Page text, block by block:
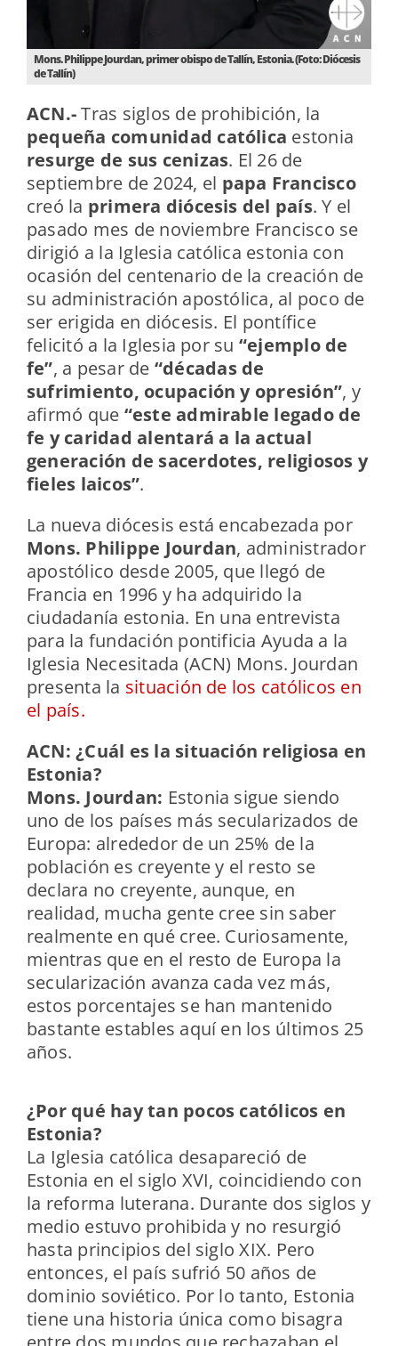
Mons. Philippe Jourdan, primer obispo de Tallín, Estonia. (Foto: Diócesis
de Tallín)
ACN.-Tras siglos de prohibición, la
pequeña comunidad católica estonia
resurge de sus cenizas. El 26 de
septiembre de 2024, el papa Francisco
creó la primera diócesis del país. Y el
pasado mes de noviembre Francisco se
dirigió a la Iglesia católica estonia con
ocasión del centenario de la creación de
su administración apostólica, al poco de
ser erigida en diócesis. El pontífice
felicitó a la Iglesia por su “ejemplo de
fe”, a pesar de “décadas de
sufrimiento, ocupación y opresión”, y
afirmó que “este admirable legado de
fe y caridad alentará a la actual
generación de sacerdotes, religiosos y
fieles laicos”.
La nueva diócesis está encabezada por
Mons. Philippe Jourdan, administrador
apostólico desde 2005, que llegó de
Francia en 1996 y ha adquirido la
ciudadanía estonia. En una entrevista
para la fundación pontificia Ayuda a la
Iglesia Necesitada (ACN) Mons. Jourdan
presenta la situación de los católicos en
el país.
ACN: ¿Cuál es la situación religiosa en
Estonia?
Mons. Jourdan: Estonia sigue siendo
uno de los países más secularizados de
Europa: alrededor de un 25% de la
población es creyente y el resto se
declara no creyente, aunque, en
realidad, mucha gente cree sin saber
realmente en qué cree. Curiosamente,
mientras que en el resto de Europa la
secularización avanza cada vez más,
estos porcentajes se han mantenido
bastante estables aquí en los últimos 25
años.
¿Por qué hay tan pocos católicos en
Estonia?
La Iglesia católica desapareció de
Estonia en el siglo XVI, coincidiendo con
la reforma luterana. Durante dos siglos y
medio estuvo prohibida y no resurgió
hasta principios del siglo XIX. Pero
entonces, el país sufrió 50 años de
dominio soviético. Por lo tanto, Estonia
tiene una historia única como bisagra